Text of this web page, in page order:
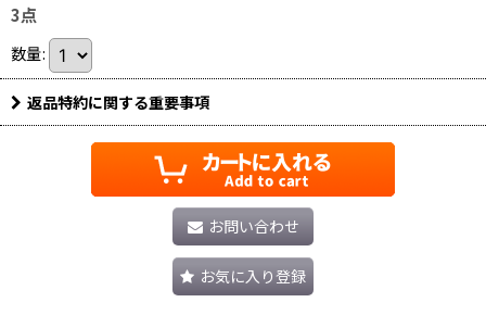
3点
数量:
返品特約に関する重要事項
お問い合わせ
お気に入り登録